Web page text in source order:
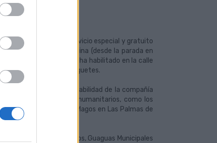
de la sociedad.
Casa de Galicia un servicio especial y gratuito
conecta Santa Catalina (desde la parada en
la asociación benéfica ha habilitado en la calle
de alimentos, ropa y juguetes.
compromiso y responsabilidad de la compañía
con fines altruistas y humanitarios, como los
de los Reyes Magos en Las Palmas de
de paso de 30 minitos, Guaguas Municipales